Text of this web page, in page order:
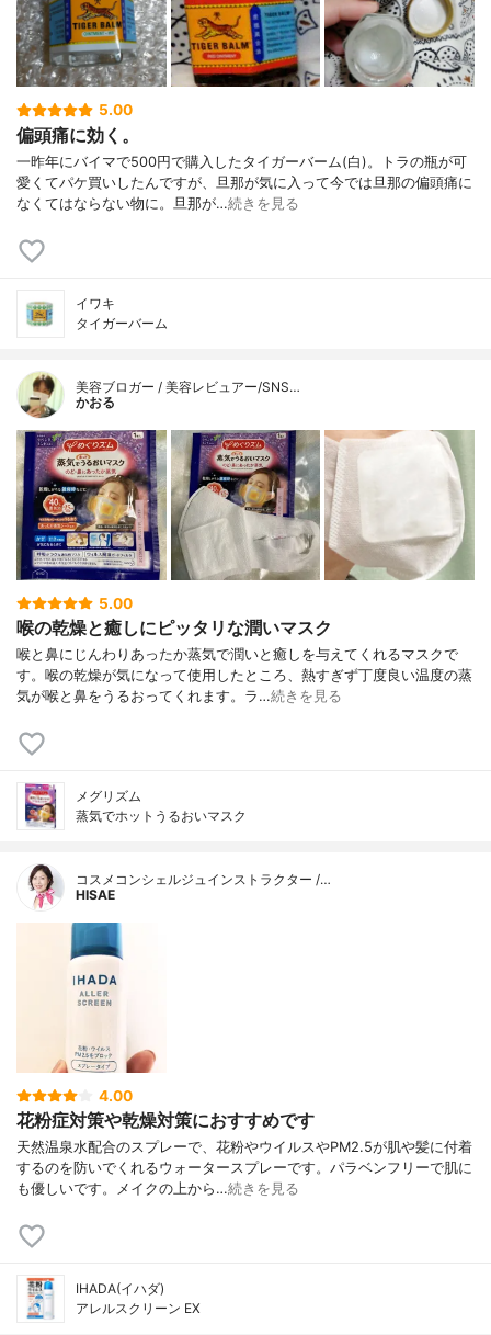
5.00
偏頭痛に効く。
一昨年にバイマで500円で購入したタイガーバーム(白)。トラの瓶が可
愛くてパケ買いしたんですが、旦那が気に入って今では旦那の偏頭痛に
なくてはならない物に。旦那が…続きを見る
イワキ
タイガーバーム
美容ブロガー / 美容レビュアー/SNS…
かおる
5.00
喉の乾燥と癒しにピッタリな潤いマスク
喉と鼻にじんわりあったか蒸気で潤いと癒しを与えてくれるマスクで
す。喉の乾燥が気になって使用したところ、熱すぎず丁度良い温度の蒸
気が喉と鼻をうるおってくれます。ラ…続きを見る
メグリズム
蒸気でホットうるおいマスク
コスメコンシェルジュインストラクター /…
HISAE
4.00
花粉症対策や乾燥対策におすすめです
天然温泉水配合のスプレーで、花粉やウイルスやPM2.5が肌や髪に付着
するのを防いでくれるウォータースプレーです。パラベンフリーで肌に
も優しいです。メイクの上から…続きを見る
IHADA(イハダ)
アレルスクリーン EX